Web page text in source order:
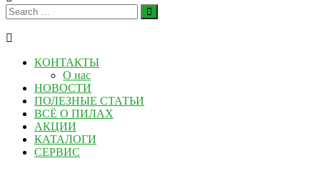
КОНТАКТЫ
О нас
НОВОСТИ
ПОЛЕЗНЫЕ СТАТЬИ
ВСЁ О ПИЛАХ
АКЦИИ
КАТАЛОГИ
СЕРВИС